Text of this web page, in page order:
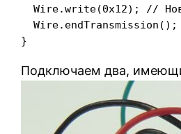
Wire.write(0x12); //
}
Подключаем два,